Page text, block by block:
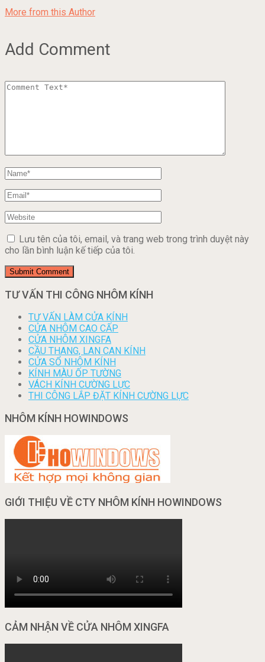
More from this Author
Add Comment
Lưu tên của tôi, email, và trang web trong trình duyệt này
cho lần bình luận kế tiếp của tôi.
TƯ VẤN THI CÔNG NHÔM KÍNH
TƯ VẤN LÀM CỬA KÍNH
CỬA NHÔM CAO CẤP
CỬA NHÔM XINGFA
CẦU THANG, LAN CAN KÍNH
CỬA SỔ NHÔM KÍNH
KÍNH MÀU ỐP TƯỜNG
VÁCH KÍNH CƯỜNG LỰC
THI CÔNG LẮP ĐẶT KÍNH CƯỜNG LỰC
NHÔM KÍNH HOWINDOWS
GIỚI THIỆU VỀ CTY NHÔM KÍNH HOWINDOWS
CẢM NHẬN VỀ CỬA NHÔM XINGFA